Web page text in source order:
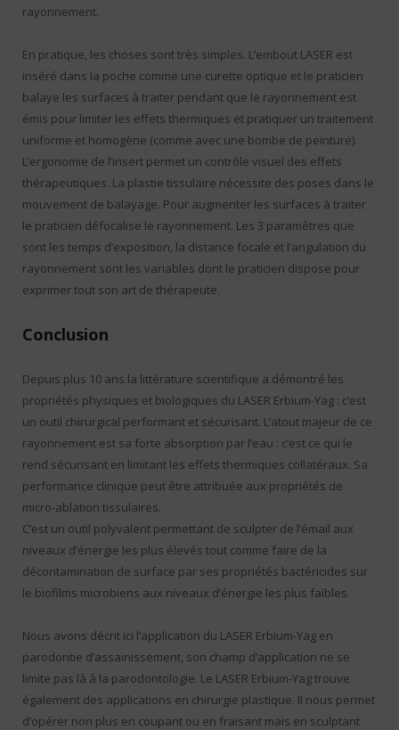
rayonnement.
En pratique, les choses sont très simples. L’embout LASER est
inséré dans la poche comme une curette optique et le praticien
balaye les surfaces à traiter pendant que le rayonnement est
émis pour limiter les effets thermiques et pratiquer un traitement
uniforme et homogène (comme avec une bombe de peinture).
L’ergonomie de l’insert permet un contrôle visuel des effets
thérapeutiques. La plastie tissulaire nécessite des poses dans le
mouvement de balayage. Pour augmenter les surfaces à traiter
le praticien défocalise le rayonnement. Les 3 paramètres que
sont les temps d’exposition, la distance focale et l’angulation du
rayonnement sont les variables dont le praticien dispose pour
exprimer tout son art de thérapeute.
Conclusion
Depuis plus 10 ans la littérature scientifique a démontré les
propriétés physiques et biologiques du LASER Erbium-Yag : c’est
un outil chirurgical performant et sécurisant. L’atout majeur de ce
rayonnement est sa forte absorption par l’eau : c’est ce qui le
rend sécurisant en limitant les effets thermiques collatéraux. Sa
performance clinique peut être attribuée aux propriétés de
micro-ablation tissulaires.
C’est un outil polyvalent permettant de sculpter de l’émail aux
niveaux d’énergie les plus élevés tout comme faire de la
décontamination de surface par ses propriétés bactéricides sur
le biofilms microbiens aux niveaux d’énergie les plus faibles.
Nous avons décrit ici l’application du LASER Erbium-Yag en
parodontie d’assainissement, son champ d’application ne se
limite pas là à la parodontologie. Le LASER Erbium-Yag trouve
également des applications en chirurgie plastique. Il nous permet
d’opérer non plus en coupant ou en fraisant mais en sculptant